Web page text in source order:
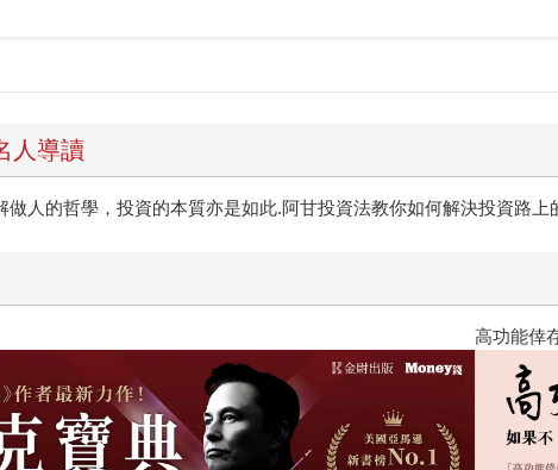
人導讀
做人的哲學，投資的本質亦是如此.阿甘投資法教你如何解決投資路
用」，我還值得被愛嗎？（限量作者親簽版） 2026年8